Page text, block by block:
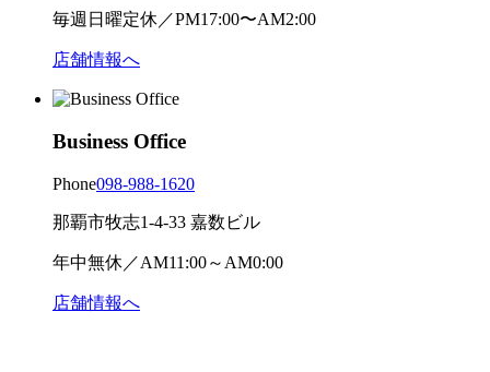
毎週日曜定休／PM17:00〜AM2:00
店舗情報へ
Business Office
Phone098-988-1620
那覇市牧志1-4-33 嘉数ビル
年中無休／AM11:00～AM0:00
店舗情報へ